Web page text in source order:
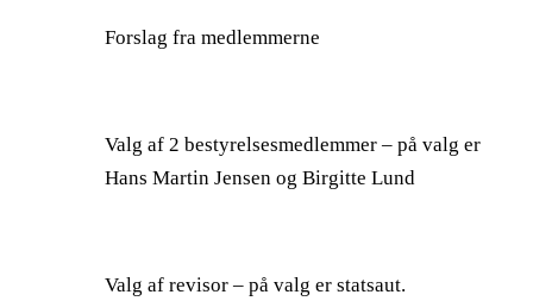
Forslag fra medlemmerne
Valg af 2 bestyrelsesmedlemmer – på valg er
Hans Martin Jensen og Birgitte Lund
Valg af revisor – på valg er statsaut.